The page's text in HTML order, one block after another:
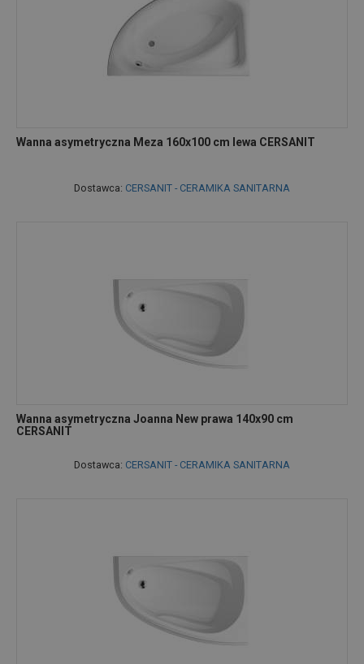
Wanna asymetryczna Meza 160x100 cm lewa CERSANIT
Dostawca: CERSANIT - CERAMIKA SANITARNA
Wanna asymetryczna Joanna New prawa 140x90 cm
CERSANIT
Dostawca: CERSANIT - CERAMIKA SANITARNA